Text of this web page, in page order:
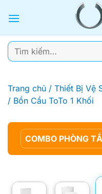
qua
dung
Tìm
kiếm:
Trang chủ / Thiết Bị Vệ
/ Bồn Cầu ToTo 1 Khối
COMBO PHÒNG